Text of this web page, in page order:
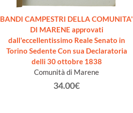
BANDI CAMPESTRI DELLA COMUNITA'
DI MARENE approvati
dall'eccellentissimo Reale Senato in
Torino Sedente Con sua Declaratoria
delli 30 ottobre 1838
Comunità di Marene
34.00€